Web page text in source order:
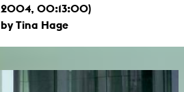
2004, 00:13:00)
by Tina Hage